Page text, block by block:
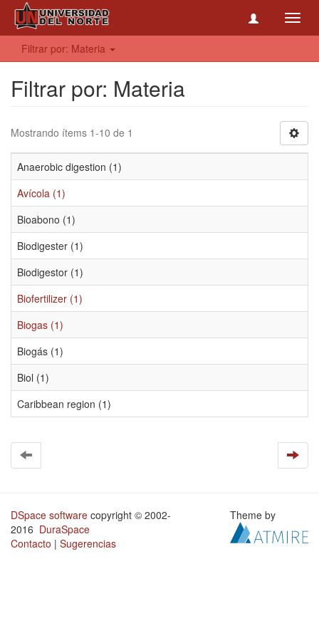
Filtrar por: Materia
Filtrar por: Materia
Mostrando ítems 1-10 de 1
Anaerobic digestion (1)
Avícola (1)
Bioabono (1)
Biodigester (1)
Biodigestor (1)
Biofertilizer (1)
Biogas (1)
Biogás (1)
Biol (1)
Caribbean region (1)
DSpace software copyright © 2002-
2016 DuraSpace
Contacto | Sugerencias
Theme by